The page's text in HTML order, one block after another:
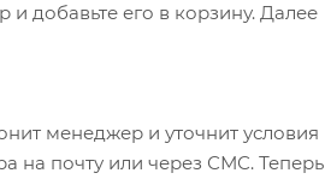
добавьте его в корзину. Далее
менеджер и уточнит условия
на почту или через СМС. Теперь